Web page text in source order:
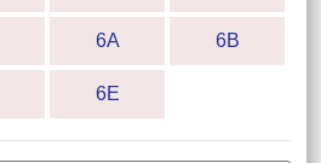
6A 6B
6E